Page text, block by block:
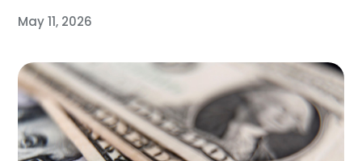
May 11, 2026